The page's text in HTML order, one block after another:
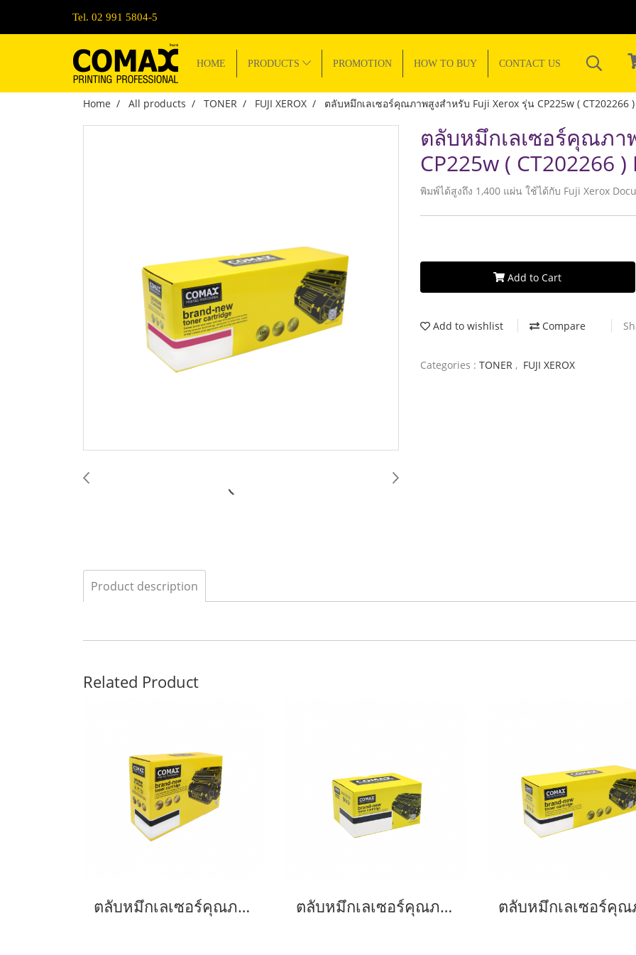
Tel. 02 991 5804-5
HOME PRODUCTS PROMOTION HOW TO BUY CONTACT US
Home All products TONER FUJI XEROX ตลับหมึกเลเซอร์คุณภาพสูงสำหรับ Fuji Xerox รุ่น CP225w ( CT202266
ตลับหมึกเลเซอร์คุณภา
CP225w ( CT202266 )
พิมพ์ได้สูงถึง 1,400 แผ่น ใช้ได้กับ Fuji Xerox
Add to Cart
Add to wishlist Compare
Categories : TONER , FUJI XEROX
Product description
Related Product
ตลับหมึกเลเซอร์คุณภาพสูงสำหรับ Fuji Xerox รุ่น 3428 Black ตลับหมึกเลเซอร์คุณภาพสูงสำหรับ Fuji Xerox รุ่น P255 (CT201918) Black